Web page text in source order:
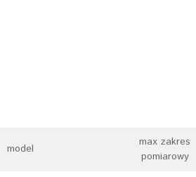
model
max zakres
pomiarowy